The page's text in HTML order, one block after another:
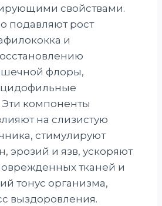
свойствами.
подавляют рост
и
флоры,
Эти компоненты
на слизистую
стимулируют
эрозий и язв, ускоряют
тканей и
тонус организма,
выздоровления.